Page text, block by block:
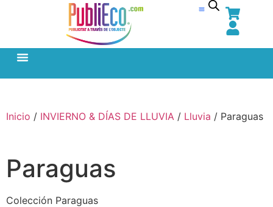
Inicio / INVIERNO & DÍAS DE LLUVIA / Lluvia / Paraguas
Paraguas
Colección Paraguas